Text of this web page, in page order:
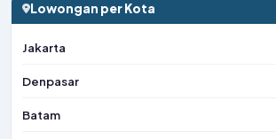
Lowongan per Kota
Jakarta
Denpasar
Batam